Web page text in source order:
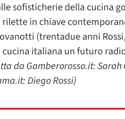
sofisticherie della cucina
in chiave
(trentadue anni
italiana un futuro
da Gamberorosso.it:
Diego Rossi)